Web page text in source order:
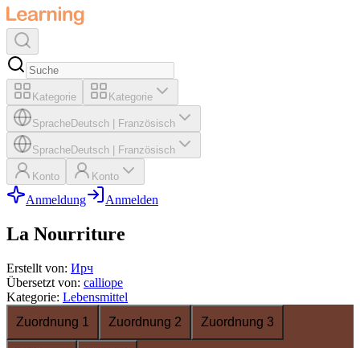
Kategorie Kategorie
SpracheDeutsch Französisch
SpracheDeutsch Französisch
Konto Konto
Anmeldung Anmelden
La Nourriture
Erstellt von: Ирч
Übersetzt von: calliope
Kategorie: Lebensmittel
Zuordnung 1
Zuordnung 2 Zuordnung 3